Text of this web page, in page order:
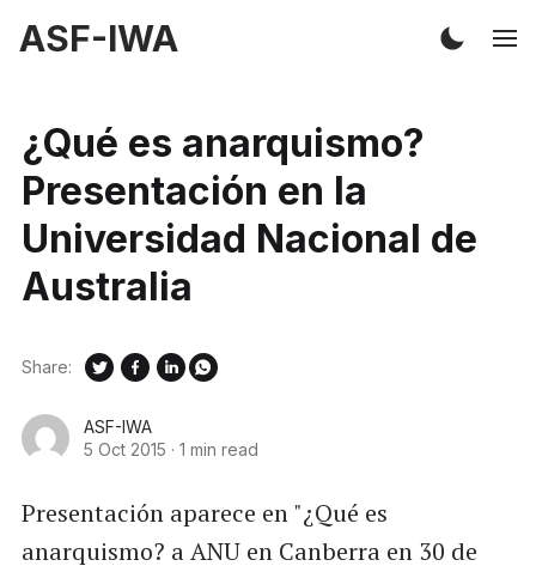
ASF-IWA
¿Qué es anarquismo?
Presentación en la
Universidad Nacional de
Australia
ASF-IWA
5 Oct 2015 · 1 min read
Share:
Presentación aparece en "¿Qué es
anarquismo? a ANU en Canberra en 30 de